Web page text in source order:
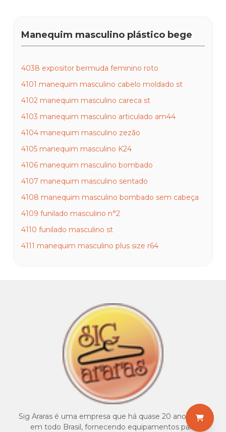
Manequim masculino plástico bege
4038 expositor bermuda feminino roto
4101 manequim masculino cabelo moldado st
4102 manequim masculino careca st
4103 manequim masculino articulado am44
4104 manequim masculino zezão
4105 manequim masculino K24
4106 manequim masculino bombado
4107 manequim masculino sentado
4108 manequim masculino bombado sem cabeça
4109 funilado masculino n°2
4110 funilado masculino st
4111 manequim masculino plus size r64
4115 pernão masculino adão
4116 pernão masculino rambo
4117 expositor calça masculinok51
4118 busto masculino
4119 busto masculino r72
4120 expositor bermuda masculino
4122 ps cueca s9
Sig Araras é uma empresa que há quase 20 anos atua
em todo Brasil, fornecendo equipamentos para